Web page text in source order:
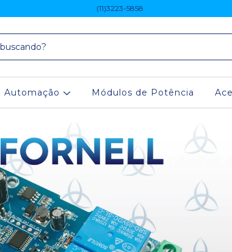
(11)3223-5858
Automação Módulos de Potência